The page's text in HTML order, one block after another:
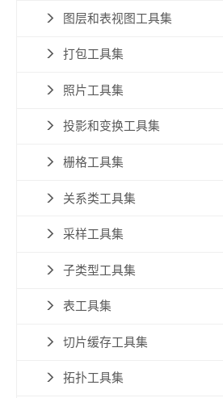
图层和表视图工具集
打包工具集
照片工具集
投影和变换工具集
栅格工具集
关系类工具集
采样工具集
子类型工具集
表工具集
切片缓存工具集
拓扑工具集